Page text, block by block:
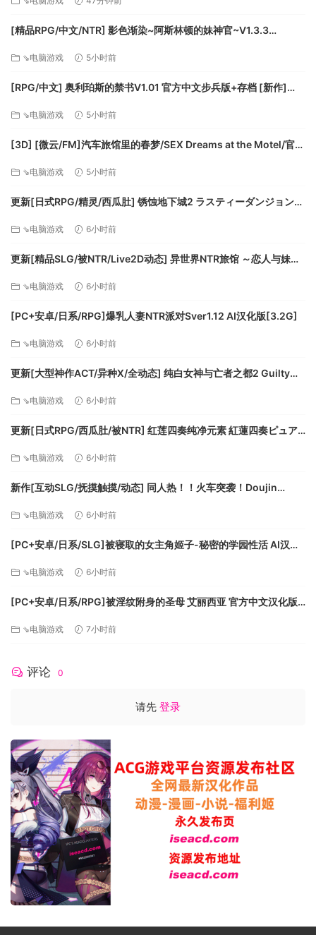
[精品RPG/中文/NTR] 影色渐染~阿斯林顿的妹神官~V1.3.3
[FM/7.5G/百度]
⇘电脑游戏 5小时前
[RPG/中文] 奥利珀斯的禁书V1.01 官方中文步兵版+存档 [新作]
⇘电脑游戏 5小时前
[3D] [微云/FM]汽车旅馆里的春梦/SEX Dreams at the Motel/官中
⇘电脑游戏 5小时前
更新[日式RPG/精灵/西瓜肚] 锈蚀地下城2 ラスティーダンジョン2
⇘电脑游戏 6小时前
更新[精品SLG/被NTR/Live2D动态] 异世界NTR旅馆 ～恋人与妹妹
⇘电脑游戏 6小时前
[PC+安卓/日系/RPG]爆乳人妻NTR派对Sver1.12 AI汉化版[3.2G]
⇘电脑游戏 6小时前
更新[大型神作ACT/异种X/全动态] 纯白女神与亡者之都2 Guilty
⇘电脑游戏 6小时前
更新[日式RPG/西瓜肚/被NTR] 红莲四奏纯净元素 紅蓮四奏ピュア
⇘电脑游戏 6小时前
新作[互动SLG/抚摸触摸/动态] 同人热！！火车突袭！Doujin
⇘电脑游戏 6小时前
[PC+安卓/日系/SLG]被寝取的女主角姬子-秘密的学园性活 AI汉化
⇘电脑游戏 6小时前
[PC+安卓/日系/RPG]被淫纹附身的圣母 艾丽西亚 官方中文汉化版
⇘电脑游戏 7小时前
评论 0
请先 登录